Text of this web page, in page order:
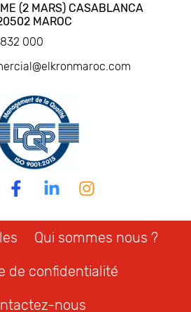
(2 MARS) CASABLANCA
MAROC
000
Qui sommes nous ?
de confidentialité
nous